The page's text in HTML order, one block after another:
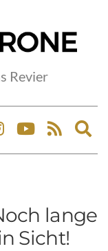
Revier
lange
Sicht!